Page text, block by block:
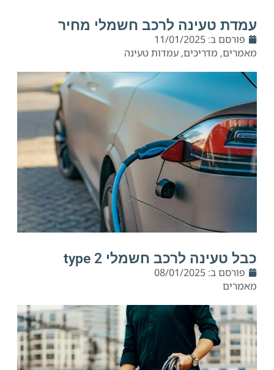
עמדת טעינה לרכב חשמלי מחיר
פורסם ב: 11/01/2025
מאמרים, מדריכים, עמדות טעינה
כבל טעינה לרכב חשמלי type 2
פורסם ב: 08/01/2025
מאמרים